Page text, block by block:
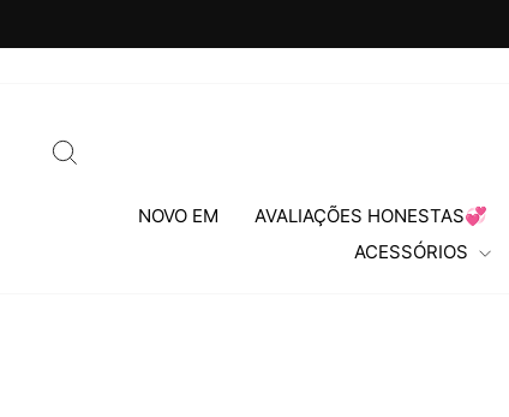
para
NOVO EM AVALIAÇÕES HONESTAS💞
ACESSÓRIOS